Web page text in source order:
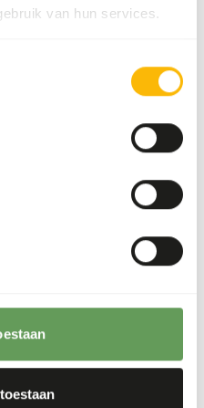
van hun services.
Dextrose
OM167
Prijs per:2,5 kg